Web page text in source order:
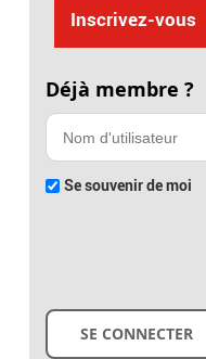
Inscrivez-vous
Déjà membre ?
Se souvenir de moi